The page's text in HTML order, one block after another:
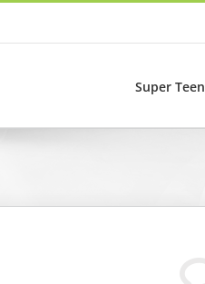
Super Teen